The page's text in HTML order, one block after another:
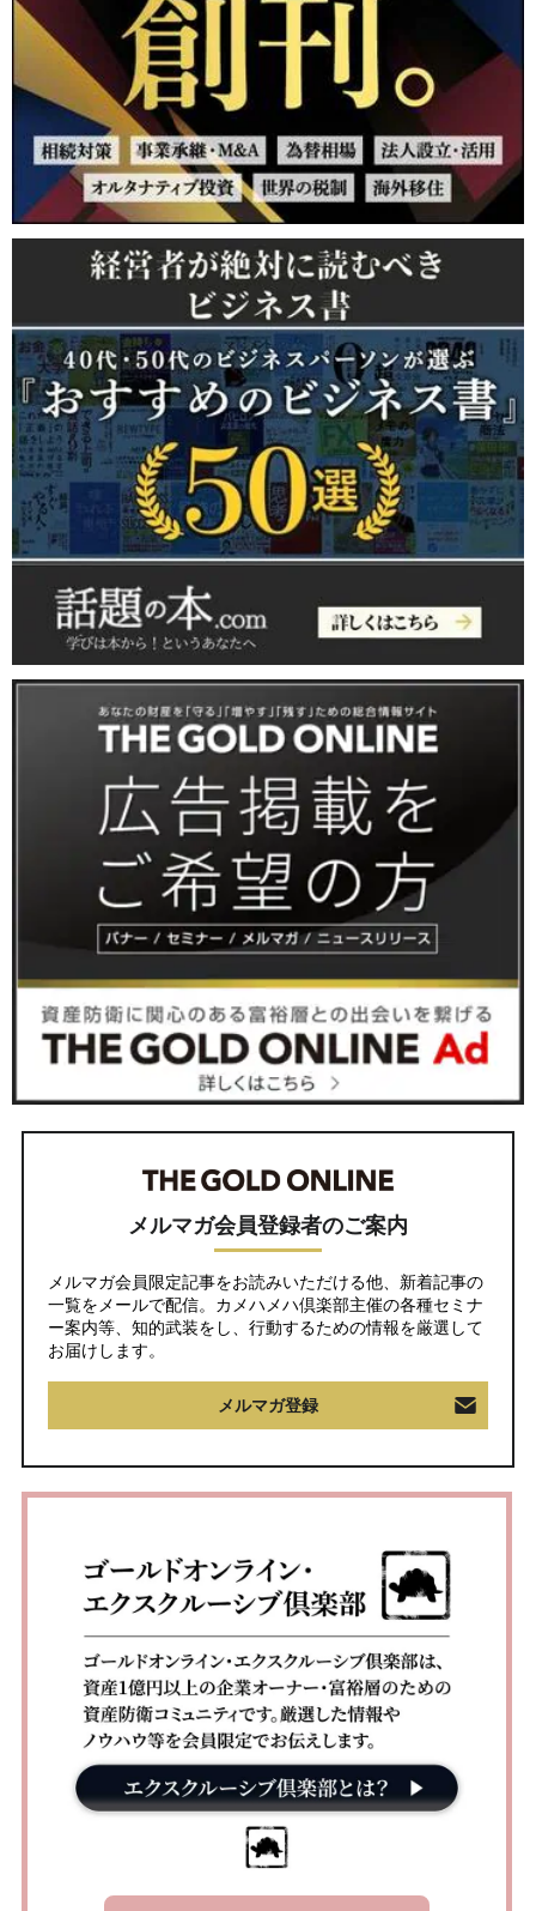
メルマガ会員登録者のご案内
メルマガ会員限定記事をお読みいただける他、新着記事の
一覧をメールで配信。カメハメハ倶楽部主催の各種セミナ
ー案内等、知的武装をし、行動するための情報を厳選して
お届けします。
メルマガ登録